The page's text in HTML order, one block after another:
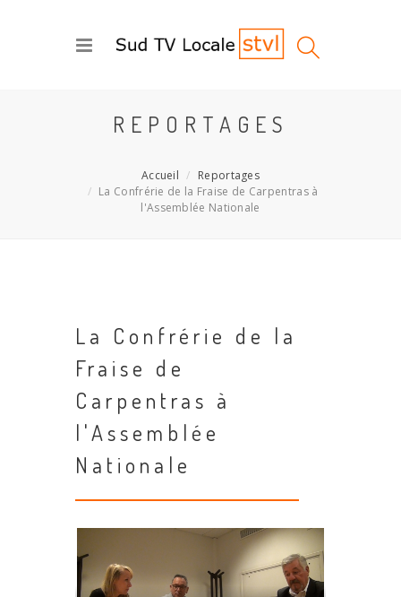
REPORTAGES
Accueil
Reportages
La Confrérie de la Fraise de Carpentras à
l'Assemblée Nationale
La Confrérie de la
Fraise de
Carpentras à
l'Assemblée
Nationale